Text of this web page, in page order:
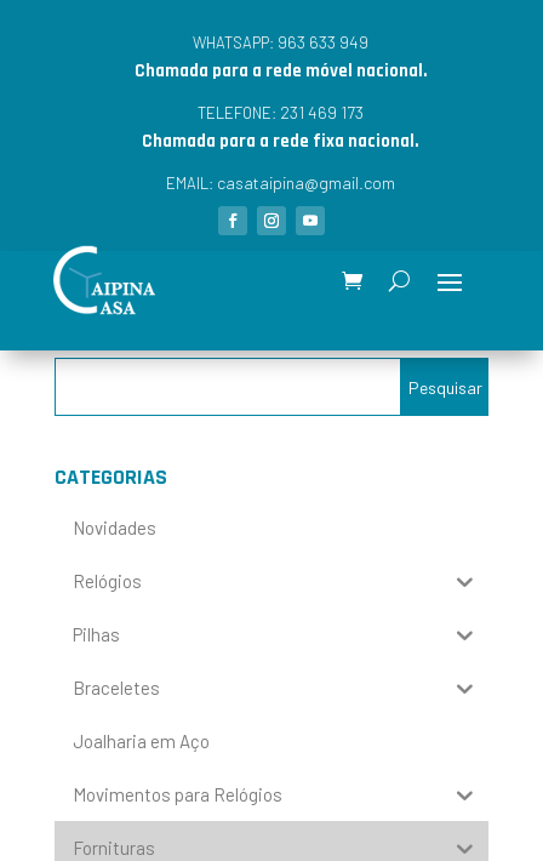
WHATSAPP: 963 633 949
Chamada para a rede móvel nacional.
TELEFONE: 231 469 173
Chamada para a rede fixa nacional.
EMAIL: casataipina@gmail.com
CATEGORIAS
Novidades
Relógios
Pilhas
Braceletes
Joalharia em Aço
Movimentos para Relógios
Fornituras